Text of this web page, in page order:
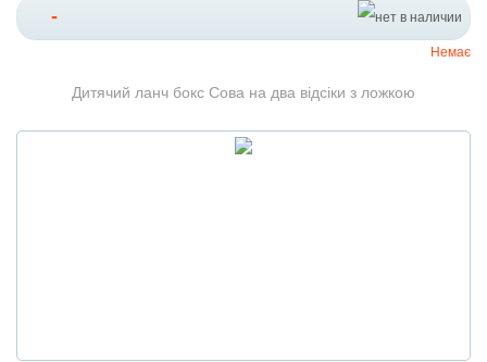
-
Немає
Дитячий ланч бокс Сова на два відсіки з ложкою